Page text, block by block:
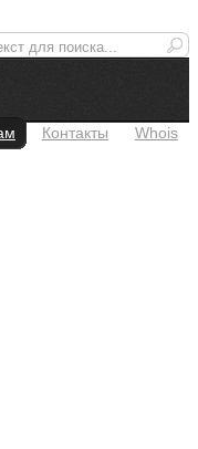
Контакты Whois